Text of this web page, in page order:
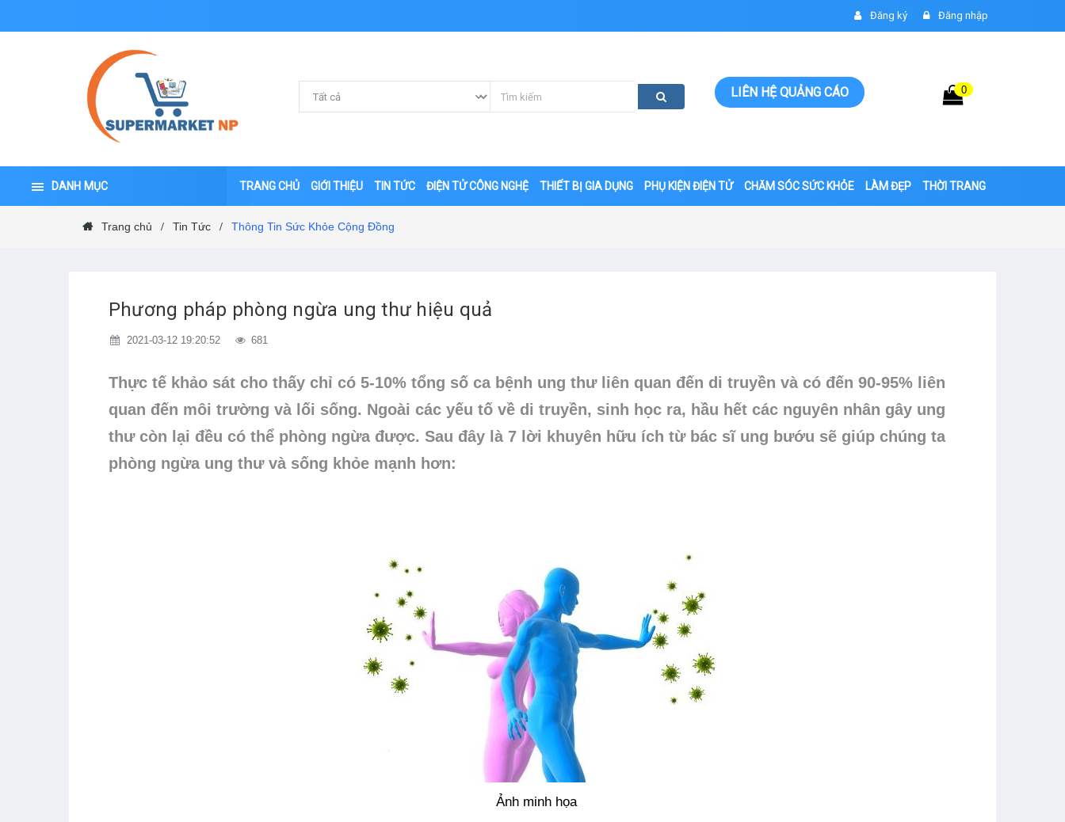
Đăng ký Đăng nhập
LIÊN HỆ QUẢNG CÁO 0
DANH MỤC TRANG CHỦ GIỚI THIỆU TIN TỨC ĐIỆN TỬ CÔNG NGHỆ THIẾT BỊ GIA DỤNG PHỤ KIỆN ĐIỆN TỬ CHĂM SÓC SỨC KHỎE LÀM ĐẸP THỜI TRANG
Trang chủ / Tin Tức / Thông Tin Sức Khỏe Cộng Đồng
Phương pháp phòng ngừa ung thư hiệu quả
2021-03-12 19:20:52 681
Thực tế khảo sát cho thấy chỉ có 5-10% tổng số ca bệnh ung thư liên quan đến di truyền và có đến 90-95% liên
quan đến môi trường và lối sống. Ngoài các yếu tố về di truyền, sinh học ra, hầu hết các nguyên nhân gây ung
thư còn lại đều có thể phòng ngừa được. Sau đây là 7 lời khuyên hữu ích từ bác sĩ ung bướu sẽ giúp chúng ta
phòng ngừa ung thư và sống khỏe mạnh hơn:
Ảnh minh họa